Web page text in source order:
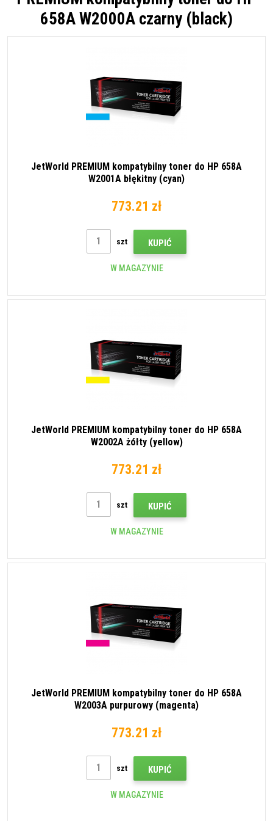
658A W2000A czarny (black)
JetWorld PREMIUM kompatybilny toner do HP 658A
W2001A błękitny (cyan)
773.21 zł
szt KUPIĆ
W MAGAZYNIE
JetWorld PREMIUM kompatybilny toner do HP 658A
W2002A żółty (yellow)
773.21 zł
szt KUPIĆ
W MAGAZYNIE
JetWorld PREMIUM kompatybilny toner do HP 658A
W2003A purpurowy (magenta)
773.21 zł
szt KUPIĆ
W MAGAZYNIE